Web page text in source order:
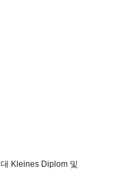
Kleines Diplom 및